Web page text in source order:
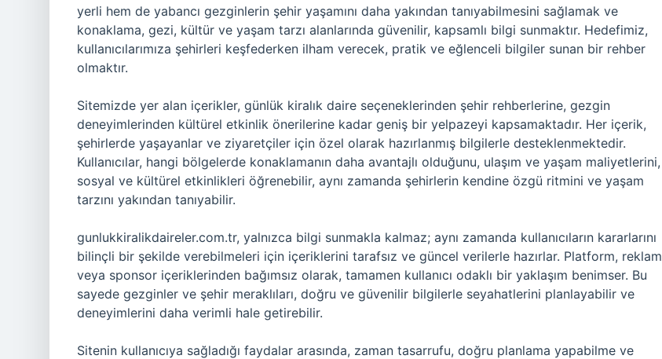
yerli hem de yabancı gezginlerin şehir yaşamını daha yakından tanıyabilmesini sağlamak ve
konaklama, gezi, kültür ve yaşam tarzı alanlarında güvenilir, kapsamlı bilgi sunmaktır. Hedefimiz,
kullanıcılarımıza şehirleri keşfederken ilham verecek, pratik ve eğlenceli bilgiler sunan bir rehber
olmaktır.
Sitemizde yer alan içerikler, günlük kiralık daire seçeneklerinden şehir rehberlerine, gezgin
deneyimlerinden kültürel etkinlik önerilerine kadar geniş bir yelpazeyi kapsamaktadır. Her içerik,
şehirlerde yaşayanlar ve ziyaretçiler için özel olarak hazırlanmış bilgilerle desteklenmektedir.
Kullanıcılar, hangi bölgelerde konaklamanın daha avantajlı olduğunu, ulaşım ve yaşam maliyetlerini,
sosyal ve kültürel etkinlikleri öğrenebilir, aynı zamanda şehirlerin kendine özgü ritmini ve yaşam
tarzını yakından tanıyabilir.
gunlukkiralikdaireler.com.tr, yalnızca bilgi sunmakla kalmaz; aynı zamanda kullanıcıların kararlarını
bilinçli bir şekilde verebilmeleri için içeriklerini tarafsız ve güncel verilerle hazırlar. Platform, reklam
veya sponsor içeriklerinden bağımsız olarak, tamamen kullanıcı odaklı bir yaklaşım benimser. Bu
sayede gezginler ve şehir meraklıları, doğru ve güvenilir bilgilerle seyahatlerini planlayabilir ve
deneyimlerini daha verimli hale getirebilir.
Sitenin kullanıcıya sağladığı faydalar arasında, zaman tasarrufu, doğru planlama yapabilme ve